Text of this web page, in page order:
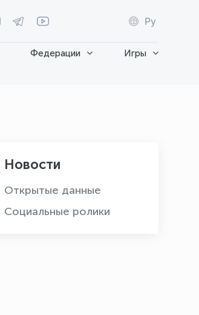
Ру
Федерации
Игры
Новости
Открытые данные
Социальные ролики